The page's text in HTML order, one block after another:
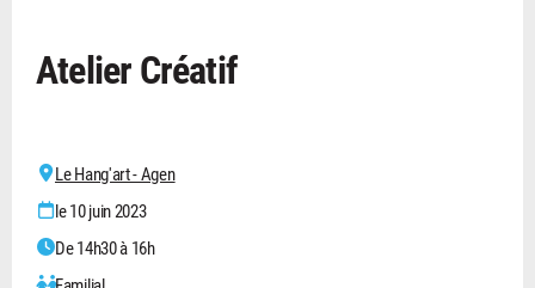
Atelier Créatif
Le Hang'art - Agen
le 10 juin 2023
De 14h30 à 16h